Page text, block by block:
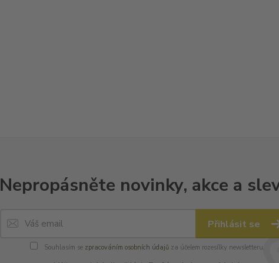
Nepropásněte novinky, akce a
Přihlásit se
Souhlasím se zpracováním osobních údajůza účelem rozesílky newsletteru.